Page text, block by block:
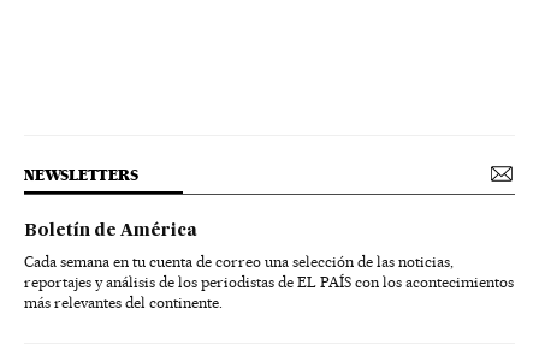
NEWSLETTERS
Boletín de América
Cada semana en tu cuenta de correo una selección de las noticias,
reportajes y análisis de los periodistas de EL PAÍS con los acontecimientos
más relevantes del continente.